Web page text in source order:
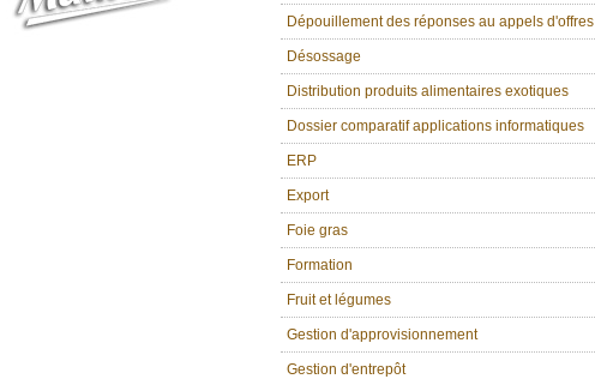
Dépouillement des réponses au appels d'offres
Désossage
Distribution produits alimentaires exotiques
Dossier comparatif applications informatiques
ERP
Export
Foie gras
Formation
Fruit et légumes
Gestion d'approvisionnement
Gestion d'entrepôt